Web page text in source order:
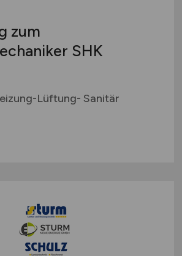
zum
SHK
Lüftung- Sanitär